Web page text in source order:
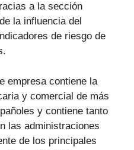
a la sección
la influencia del
de riesgo de
empresa contiene la
y comercial de más
y contiene tanto
las administraciones
de los principales